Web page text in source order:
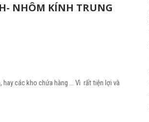
NHÔM KÍNH TRUNG
hay các kho chứa hàng … Vì rất tiện lợi và